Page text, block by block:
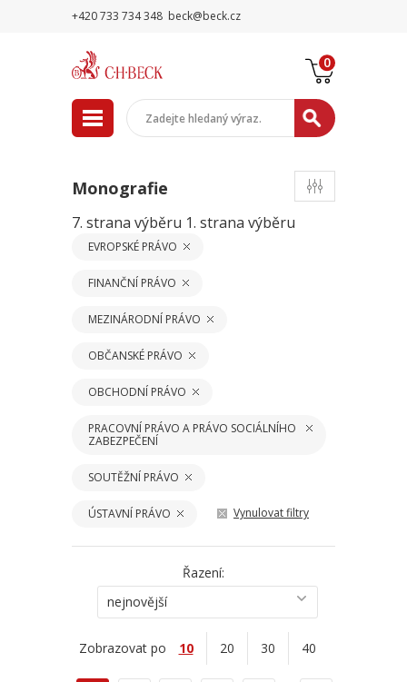
+420 733 734 348 beck@beck.cz
0
Monografie
7. strana výběru 1. strana výběru
EVROPSKÉ PRÁVO
FINANČNÍ PRÁVO
MEZINÁRODNÍ PRÁVO
OBČANSKÉ PRÁVO
OBCHODNÍ PRÁVO
PRACOVNÍ PRÁVO A PRÁVO SOCIÁLNÍHO
ZABEZPEČENÍ
SOUTĚŽNÍ PRÁVO
ÚSTAVNÍ PRÁVO Vynulovat filtry
Řazení:
nejnovější
Zobrazovat po 10 20 30 40